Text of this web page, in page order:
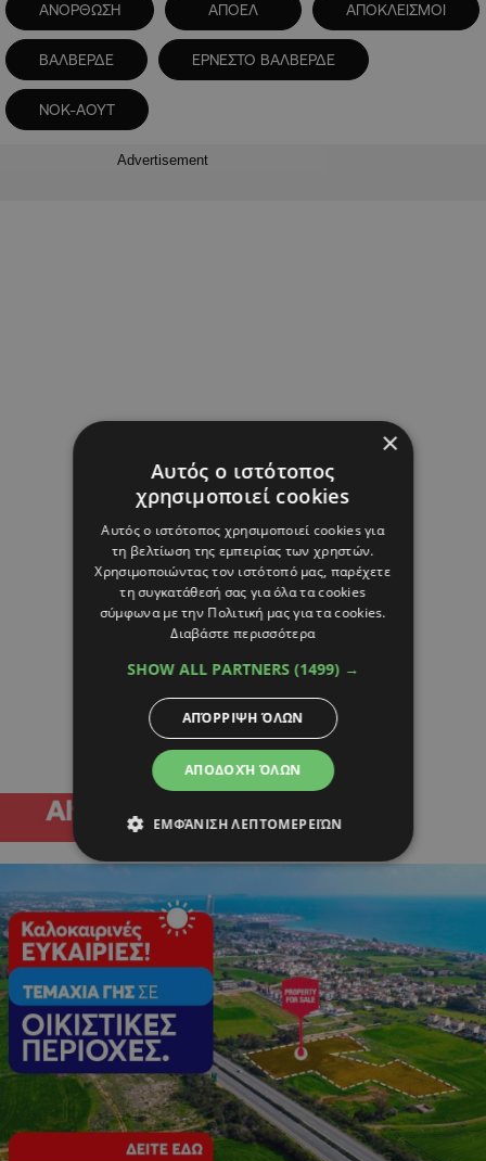
ΑΝΟΡΘΩΣΗ ΑΠΟΕΛ ΑΠΟΚΛΕΙΣΜΟΙ
ΒΑΛΒΕΡΔΕ ΕΡΝΕΣΤΟ ΒΑΛΒΕΡΔΕ
ΝΟΚ-ΑΟΥΤ
Advertisement
×
Αυτός ο ιστότοπος
χρησιμοποιεί cookies
Αυτός ο ιστότοπος χρησιμοποιεί cookies για
τη βελτίωση της εμπειρίας των χρηστών.
Χρησιμοποιώντας τον ιστότοπό μας, παρέχετε
τη συγκατάθεσή σας για όλα τα cookies
σύμφωνα με την Πολιτική μας για τα cookies.
Διαβάστε περισσότερα
SHOW ALL PARTNERS (1499) →
ΑΠΟΔΟΧΉ ΌΛΩΝ
ΑΠΌΡΡΙΨΗ ΌΛΩΝ
ΕΜΦΆΝΙΣΗ ΛΕΠΤΟΜΕΡΕΙΏΝ